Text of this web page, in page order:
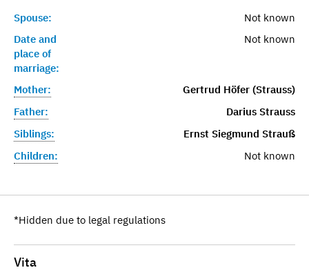
Spouse:
Not known
Date and
place of
marriage:
Not known
Mother:
Gertrud Höfer (Strauss)
Father:
Darius Strauss
Siblings:
Ernst Siegmund Strauß
Children:
Not known
*Hidden due to legal regulations
Vita